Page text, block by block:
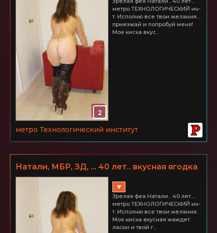
2
метро ТЕХНОЛОГИЧЕСКИЙ ин-
т. Исполню все твои желания...
приезжай и попробуй меня! .
Моя киска вкус...
метро Технологический институт
Натали, МБР, ЗД, ... 40 лет.. вкусная ягодка
♥
Зрелая фея Натали... 40 лет.... .
метро ТЕХНОЛОГИЧЕСКИЙ ин-
т. Исполню все твои желания.. .
Моя киска вкусная жаждет
ласки и твой г...